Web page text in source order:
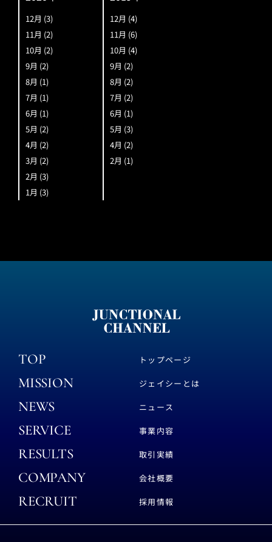
12月 (3)
11月 (2)
10月 (2)
9月 (2)
8月 (1)
7月 (1)
6月 (1)
5月 (2)
4月 (2)
3月 (2)
2月 (3)
1月 (3)
12月 (4)
11月 (6)
10月 (4)
9月 (2)
8月 (2)
7月 (2)
6月 (1)
5月 (3)
4月 (2)
2月 (1)
TOP トップページ
MISSION ジェイシーとは
NEWS ニュース
SERVICE 事業内容
RESULTS 取引実績
COMPANY 会社概要
RECRUIT 採用情報